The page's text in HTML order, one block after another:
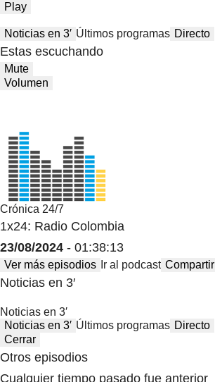
Play
Noticias en 3′ Últimos programas Directo
Estas escuchando
Mute
Volumen
Crónica 24/7
1x24: Radio Colombia
23/08/2024 - 01:38:13
Ver más episodios Ir al podcast Compartir
Noticias en 3′
Noticias en 3′
Noticias en 3′ Últimos programas Directo
Cerrar
Otros episodios
Cualquier tiempo pasado fue anterior